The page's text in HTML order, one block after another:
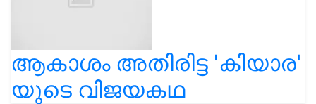
ആകാശം അതിരിട്ട 'കിയാര'
യുടെ വിജയകഥ